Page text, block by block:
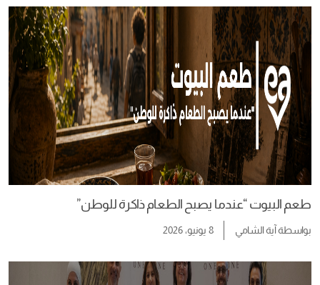
طعم البيوت “عندما يصبح الطعام ذاكرة للوطن”
بواسطةآية الشامي 8 يونيو، 2026